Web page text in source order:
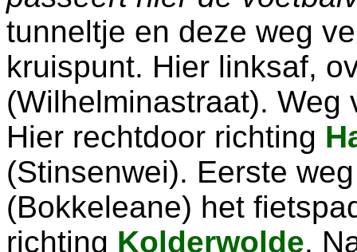
tunneltje en deze weg
kruispunt. Hier linksaf,
(Wilhelminastraat).
Hier rechtdoor richting
(Stinsenwei). Eerste
(Bokkeleane) het
richting Kolderwolde.